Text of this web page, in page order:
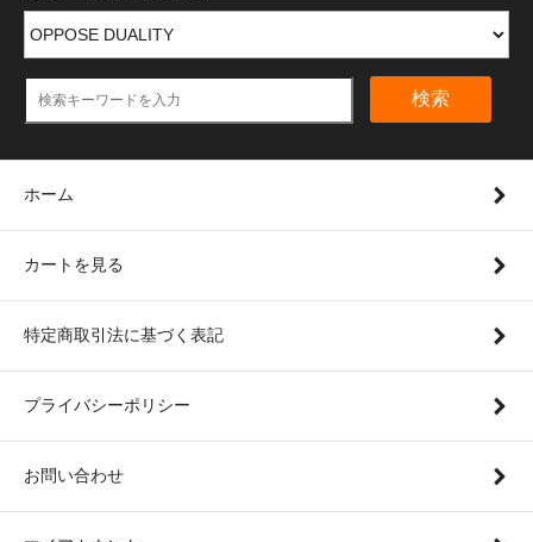
検索
ホーム
カートを見る
特定商取引法に基づく表記
プライバシーポリシー
お問い合わせ